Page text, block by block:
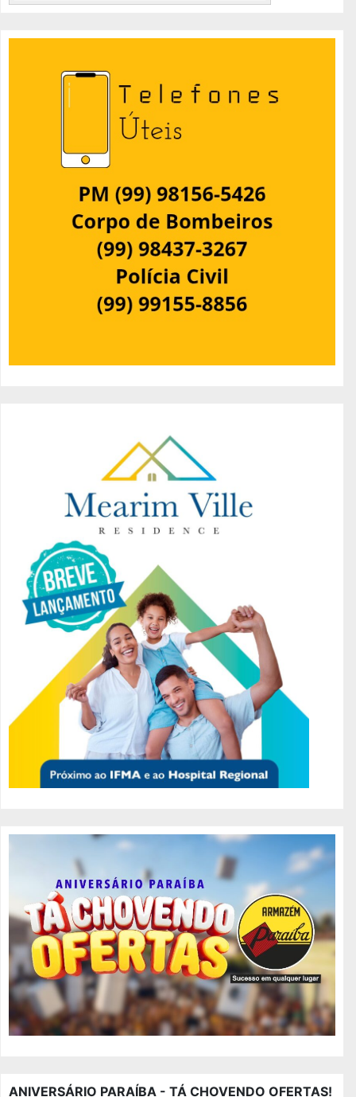
ANIVERSÁRIO PARAÍBA - TÁ CHOVENDO OFERTAS!